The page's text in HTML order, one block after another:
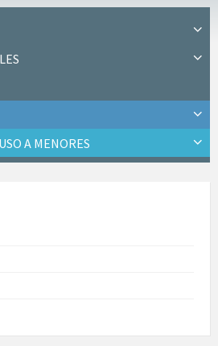
A MENORES